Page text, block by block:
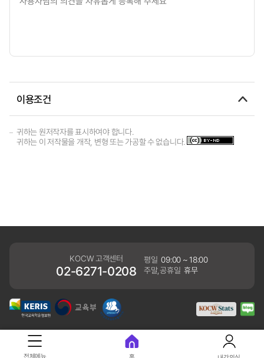
이용조건
귀하는 원저작자를 표시하여야 합니다.
귀하는 이 저작물을 개작, 변형 또는 가공할 수 없습니다.
KOCW 고객센터
02-6271-0208
평일 09:00 ~ 18:00
주말,공휴일 휴무
개인정보처리방침
전체메뉴